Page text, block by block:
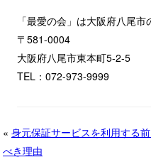
「最愛の会」は大阪府八尾
〒581-0004
大阪府八尾市東本町5-2-5
TEL：072-973-9999
« 身元保証サービスを利用する
べき理由